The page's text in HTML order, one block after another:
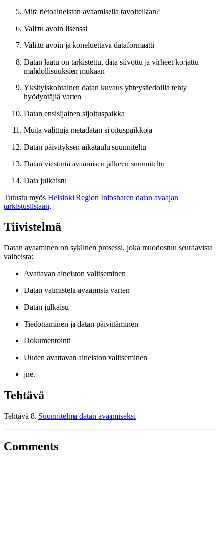
Mitä tietoaineiston avaamisella tavoitellaan?
Valittu avoin lisenssi
Valittu avoin ja koneluettava dataformaatti
Datan laatu on tarkistettu, data siivottu ja virheet korjattu
mahdollisuuksien mukaan
Yksityiskohtainen datan kuvaus yhteystiedoilla tehty
hyödyntäjiä varten
Datan ensisijainen sijoituspaikka
Muita valittuja metadatan sijoituspaikkoja
Datan päivityksen aikataulu suunniteltu
Datan viestintä avaamisen jälkeen suunniteltu
Data julkaistu
Tutustu myös Helsinki Region Infosharen datan avaajan
tarkistuslistaan.
Tiivistelmä
Datan avaaminen on syklinen prosessi, joka muodostuu seuraavista
vaiheista:
Avattavan aineiston valitseminen
Datan valmistelu avaamista varten
Datan julkaisu
Tiedottaminen ja datan päivittäminen
Dokumentointi
Uuden avattavan aineiston valitseminen
jne.
Tehtävä
Tehtävä 8. Suunnitelma datan avaamiseksi
Comments